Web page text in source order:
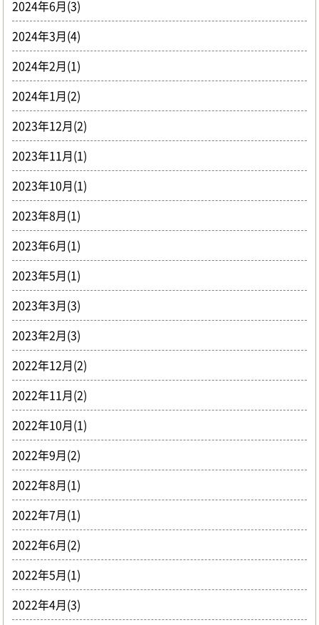
2024年6月(3)
2024年3月(4)
2024年2月(1)
2024年1月(2)
2023年12月(2)
2023年11月(1)
2023年10月(1)
2023年8月(1)
2023年6月(1)
2023年5月(1)
2023年3月(3)
2023年2月(3)
2022年12月(2)
2022年11月(2)
2022年10月(1)
2022年9月(2)
2022年8月(1)
2022年7月(1)
2022年6月(2)
2022年5月(1)
2022年4月(3)